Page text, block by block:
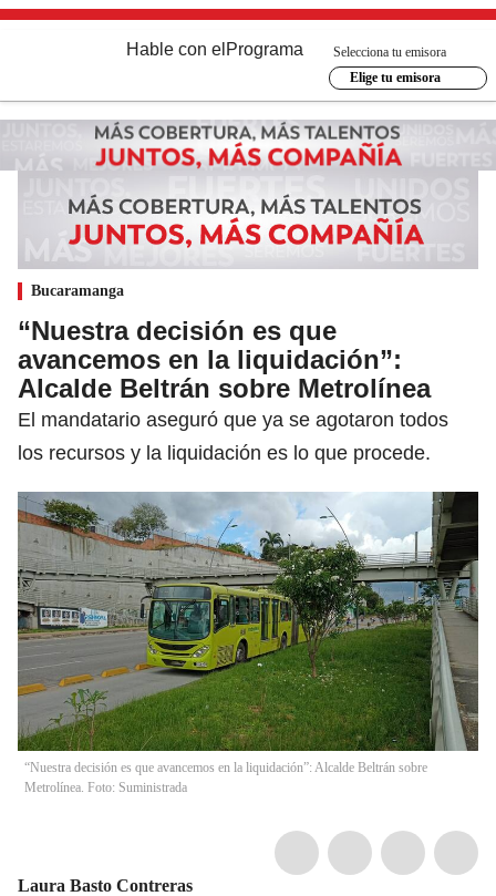
Hable con el Programa
Selecciona tu emisora
Elige tu emisora
Bucaramanga
“Nuestra decisión es que
avancemos en la liquidación”:
Alcalde Beltrán sobre Metrolínea
El mandatario aseguró que ya se agotaron todos
los recursos y la liquidación es lo que procede.
“Nuestra decisión es que avancemos en la liquidación”: Alcalde Beltrán sobre
Metrolínea. Foto: Suministrada
Laura Basto Contreras